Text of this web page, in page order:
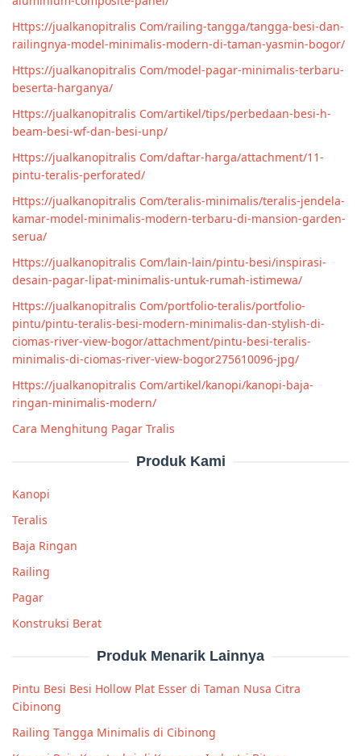
Https://jualkanopitralis Com/railing-tangga/tangga-besi-dan-
railingnya-model-minimalis-modern-di-taman-yasmin-bogor/
Https://jualkanopitralis Com/model-pagar-minimalis-terbaru-
beserta-harganya/
Https://jualkanopitralis Com/artikel/tips/perbedaan-besi-h-
beam-besi-wf-dan-besi-unp/
Https://jualkanopitralis Com/daftar-harga/attachment/11-
pintu-teralis-perforated/
Https://jualkanopitralis Com/teralis-minimalis/teralis-jendela-
kamar-model-minimalis-modern-terbaru-di-mansion-garden-
serua/
Https://jualkanopitralis Com/lain-lain/pintu-besi/inspirasi-
desain-pagar-lipat-minimalis-untuk-rumah-istimewa/
Https://jualkanopitralis Com/portfolio-teralis/portfolio-
pintu/pintu-teralis-besi-modern-minimalis-dan-stylish-di-
ciomas-river-view-bogor/attachment/pintu-besi-teralis-
minimalis-di-ciomas-river-view-bogor275610096-jpg/
Https://jualkanopitralis Com/artikel/kanopi/kanopi-baja-
ringan-minimalis-modern/
Cara Menghitung Pagar Tralis
Produk Kami
Kanopi
Teralis
Baja Ringan
Railing
Pagar
Konstruksi Berat
Produk Menarik Lainnya
Pintu Besi Besi Hollow Plat Esser di Taman Nusa Citra
Cibinong
Railing Tangga Minimalis di Cibinong